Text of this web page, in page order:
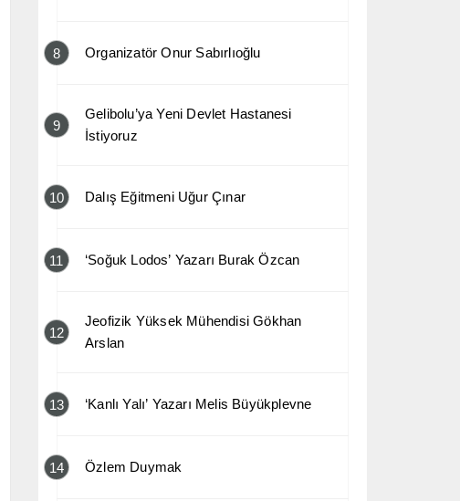
8 Organizatör Onur Sabırlıoğlu
9
Gelibolu’ya Yeni Devlet Hastanesi
İstiyoruz
10 Dalış Eğitmeni Uğur Çınar
11 ‘Soğuk Lodos’ Yazarı Burak Özcan
12
Jeofizik Yüksek Mühendisi Gökhan
Arslan
13 ‘Kanlı Yalı’ Yazarı Melis Büyükplevne
14 Özlem Duymak